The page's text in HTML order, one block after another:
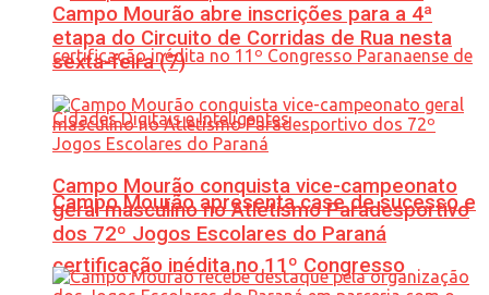
Campo Mourão apresenta case de sucesso e
certificação inédita no 11º Congresso
Campo Mourão abre inscrições para a 4ª
etapa do Circuito de Corridas de Rua nesta
sexta-feira (7)
Campo Mourão conquista vice-campeonato
geral masculino no Atletismo Paradesportivo
dos 72º Jogos Escolares do Paraná